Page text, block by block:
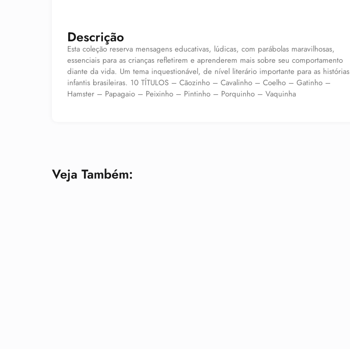
Descrição
Esta coleção reserva mensagens educativas, lúdicas, com parábolas maravilhosas,
essenciais para as crianças refletirem e aprenderem mais sobre seu comportamento
diante da vida. Um tema inquestionável, de nível literário importante para as histórias
infantis brasileiras. 10 TÍTULOS – Cãozinho – Cavalinho – Coelho – Gatinho –
Hamster – Papagaio – Peixinho – Pintinho – Porquinho – Vaquinha
Veja Também: